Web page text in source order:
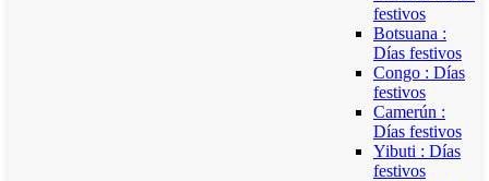
festivos
Botsuana :
Días festivos
Congo : Días
festivos
Camerún :
Días festivos
Yibuti : Días
festivos